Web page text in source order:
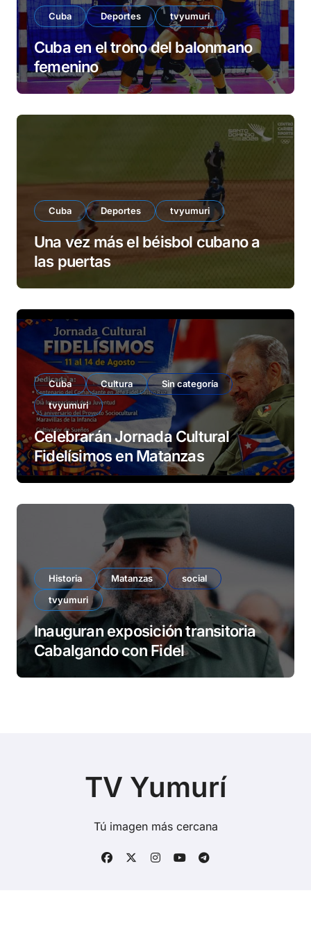
Cuba Deportes tvyumuri
Cuba en el trono del balonmano
femenino
Cuba Deportes tvyumuri
Una vez más el béisbol cubano a
las puertas
Cuba Cultura
Sin categoría
tvyumuri
Celebrarán Jornada Cultural
Fidelísimos en Matanzas
Historia Matanzas
social
tvyumuri
Inauguran exposición transitoria
Cabalgando con Fidel
TV Yumurí
Tú imagen más cercana